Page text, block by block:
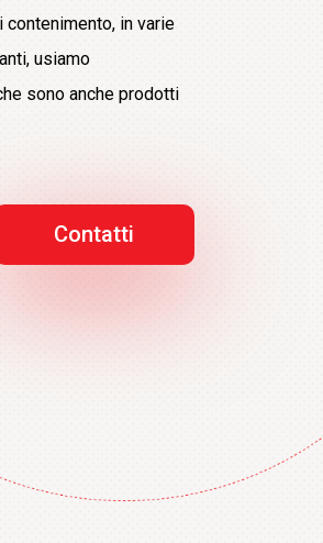
in varie
usiamo
sono anche prodotti
Contatti